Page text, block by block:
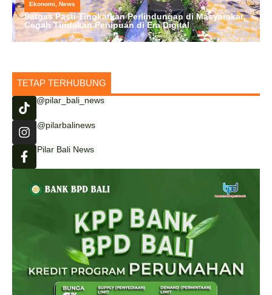
Ekonomi, News
Satgas Pasti Tingkatkan Perlindungan di Masyarakat,
Cegah Tindakan Penipuan di Era Digital
TETAP TERHUBUNG
@pilar_bali_news
@pilarbalinews
Pilar Bali News